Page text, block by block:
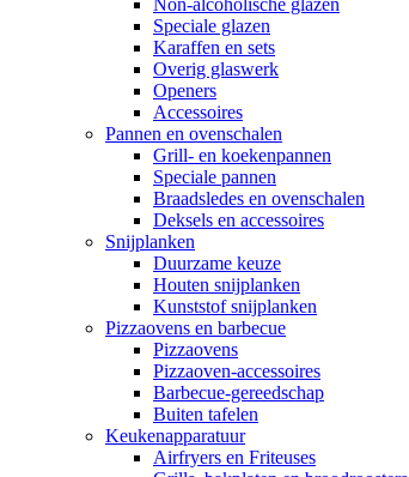
Non-alcoholische glazen
Speciale glazen
Karaffen en sets
Overig glaswerk
Openers
Accessoires
Pannen en ovenschalen
Grill- en koekenpannen
Speciale pannen
Braadsledes en ovenschalen
Deksels en accessoires
Snijplanken
Duurzame keuze
Houten snijplanken
Kunststof snijplanken
Pizzaovens en barbecue
Pizzaovens
Pizzaoven-accessoires
Barbecue-gereedschap
Buiten tafelen
Keukenapparatuur
Airfryers en Friteuses